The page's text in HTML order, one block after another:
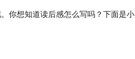
你想知道读后感怎么写吗？下面是小